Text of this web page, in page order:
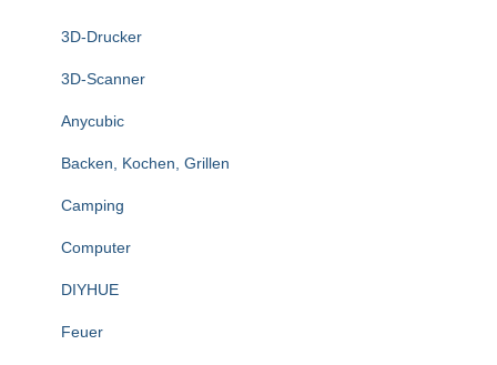
3D-Drucker
3D-Scanner
Anycubic
Backen, Kochen, Grillen
Camping
Computer
DIYHUE
Feuer